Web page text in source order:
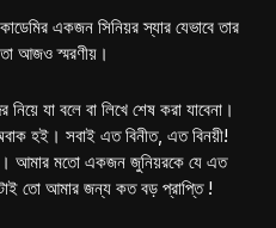
একজন সিনিয়র স্যার যেভাবে তার
তা আজও স্মরণীয়।
যা বলে বা লিখে শেষ করা যাবেনা।
হই। সবাই এত বিনীত, এত বিনয়ী!
আমার মতো একজন জুনিয়রকে যে এত
তো আমার জন্য কত বড় প্রাপ্তি !